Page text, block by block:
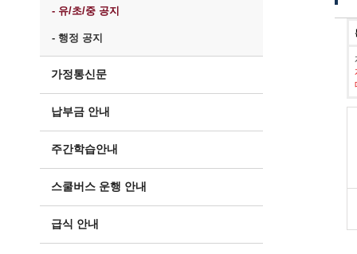
- 유/초/중 공지
- 행정 공지
가정통신문
납부금 안내
주간학습안내
스쿨버스 운행 안내
급식 안내